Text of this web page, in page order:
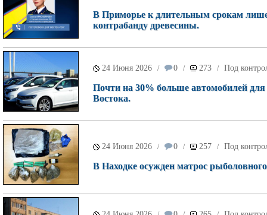
В Приморье к длительным срокам
контрабанду древесины.
24 Июня 2026 / 0 / 273 / Под
Почти на 30% больше автомобилей
Востока.
24 Июня 2026 / 0 / 257 / Под
В Находке осужден матрос